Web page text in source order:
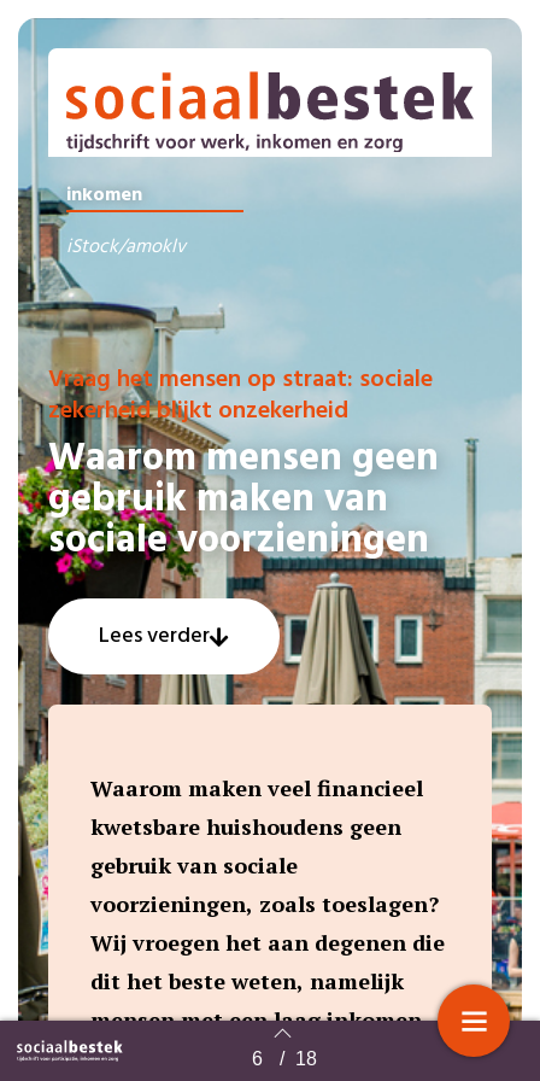
Terug naar overzicht 6 / 18
inkomen
iStock/amoklv
Vraag het mensen op straat: sociale
zekerheid blijkt onzekerheid
Waarom mensen geen
gebruik maken van
sociale voorzieningen
Lees verder
Waarom maken veel financieel
kwetsbare huishoudens geen
gebruik van sociale
voorzieningen, zoals toeslagen?
Wij vroegen het aan degenen die
dit het beste weten, namelijk
mensen met een laag inkomen.
In diepte-interviews gaven zij